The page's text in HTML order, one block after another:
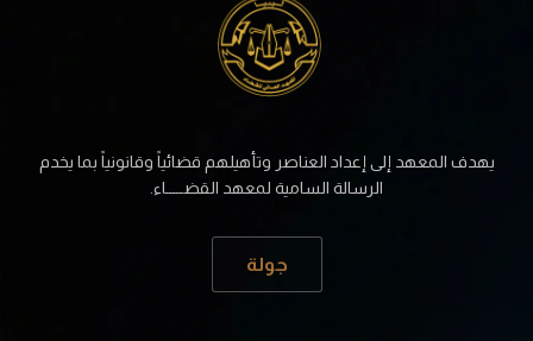
يهدف المعهد إلى إعداد العناصر وتأهيلهم قضائياً وقانونياً بما يخدم
الرسالة السامية لمعهد القضـــــاء.
جولة